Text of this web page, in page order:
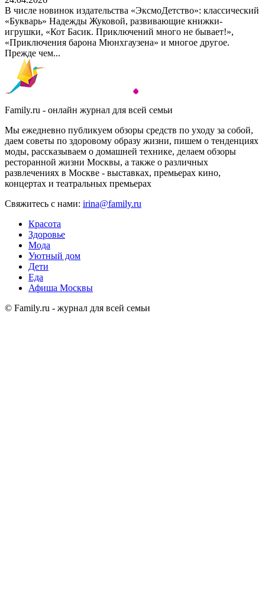
В числе новинок издательства «ЭксмоДетство»: классический
«Букварь» Надежды Жуковой, развивающие книжки-
игрушки, «Кот Басик. Приключений много не бывает!»,
«Приключения барона Мюнхгаузена» и многое другое.
Прежде чем...
Family.ru - онлайн журнал для всей семьи
Мы ежедневно публикуем обзоры средств по уходу за собой,
даем советы по здоровому образу жизни, пишем о тенденциях
моды, рассказываем о домашней технике, делаем обзоры
ресторанной жизни Москвы, а также о различных
развлечениях в Москве - выставках, премьерах кино,
концертах и театральных премьерах
Свяжитесь с нами: irina@family.ru
Красота
Здоровье
Мода
Уютный дом
Дети
Еда
Афиша Москвы
© Family.ru - журнал для всей семьи